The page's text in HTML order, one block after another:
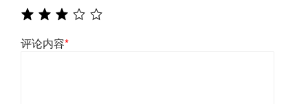
评论内容*